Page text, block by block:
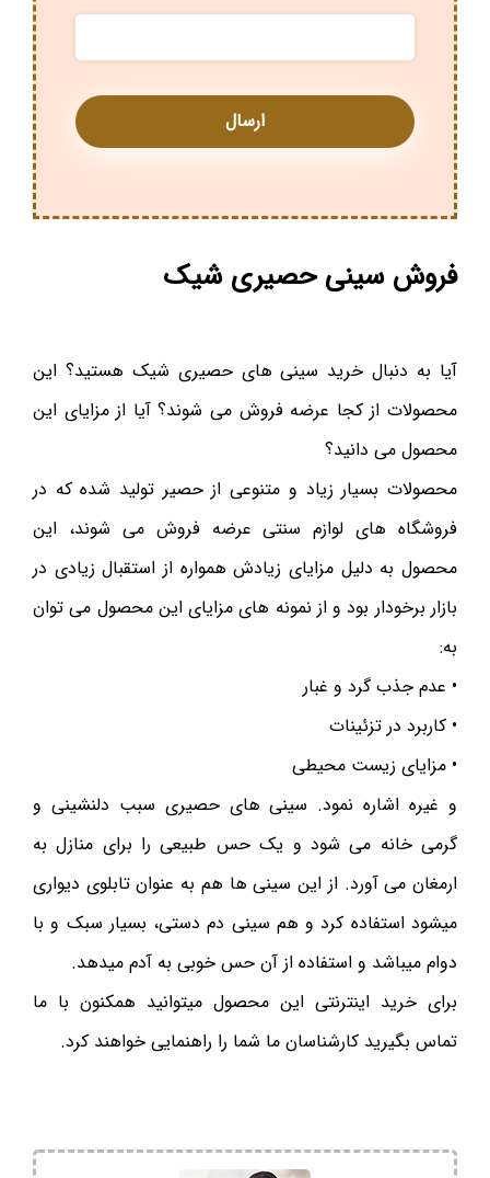
فروش سینی حصیری شیک
آیا به دنبال خرید سینی های حصیری شیک هستید؟ این
محصولات از کجا عرضه فروش می شوند؟ آیا از مزایای این
محصول می دانید؟
محصولات بسیار زیاد و متنوعی از حصیر تولید شده که در
فروشگاه های لوازم سنتی عرضه فروش می شوند، این
محصول به دلیل مزایای زیادش همواره از استقبال زیادی در
بازار برخودار بود و از نمونه های مزایای این محصول می توان
به:
• عدم جذب گرد و غبار
• کاربرد در تزئینات
• مزایای زیست محیطی
و غیره اشاره نمود. سینی های حصیری سبب دلنشینی و
گرمی خانه می شود و یک حس طبیعی را برای منازل به
ارمغان می آورد. از این سینی ها هم به عنوان تابلوی دیواری
میشود استفاده کرد و هم سینی دم دستی، بسیار سبک و با
دوام میباشد و استفاده از آن حس خوبی به آدم میدهد.
برای خرید اینترنتی این محصول میتوانید همکنون با ما
تماس بگیرید کارشناسان ما شما را راهنمایی خواهند کرد.